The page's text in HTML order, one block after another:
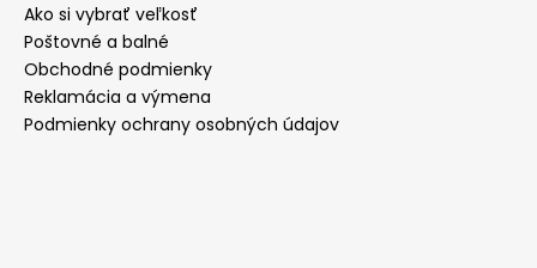
Ako si vybrať veľkosť
Poštovné a balné
Obchodné podmienky
Reklamácia a výmena
Podmienky ochrany osobných údajov